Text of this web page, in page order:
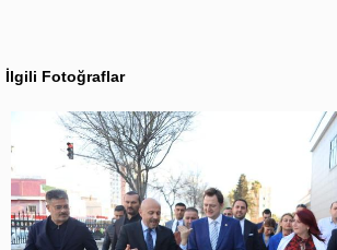
İlgili Fotoğraflar